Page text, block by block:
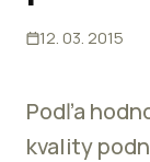
12. 03. 2015
Podľa
kvality